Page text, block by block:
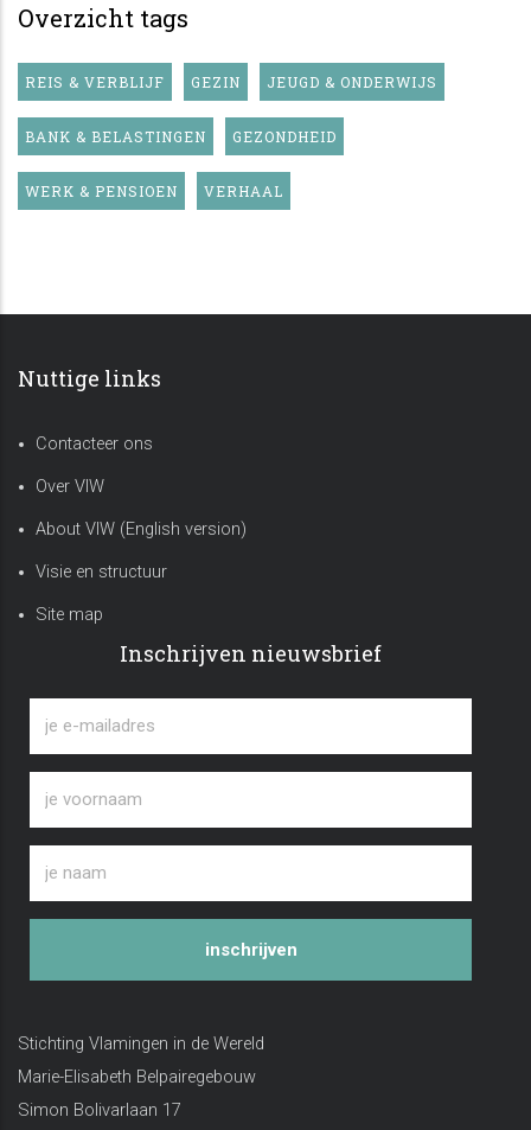
Overzicht tags
REIS & VERBLIJF GEZIN JEUGD & ONDERWIJS
BANK & BELASTINGEN GEZONDHEID
WERK & PENSIOEN VERHAAL
Nuttige links
Contacteer ons
Over VIW
About VIW (English version)
Visie en structuur
Site map
Inschrijven nieuwsbrief
inschrijven
Stichting Vlamingen in de Wereld
Marie-Elisabeth Belpairegebouw
Simon Bolivarlaan 17